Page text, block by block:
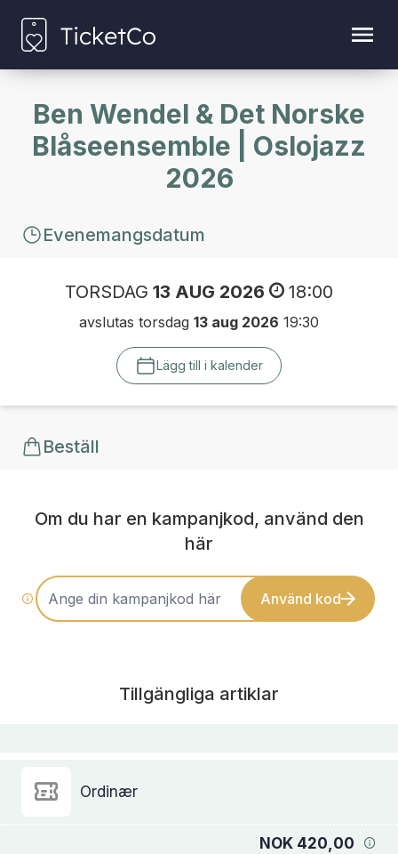
Ben Wendel & Det Norske
Blåseensemble | Oslojazz
2026
Evenemangsdatum
TORSDAG 13 AUG 2026 18:00
avslutas torsdag 13 aug 2026 19:30
Lägg till i kalender
Beställ
Om du har en kampanjkod, använd den
här
Använd kod
Tillgängliga artiklar
Ordinær
NOK 420,00